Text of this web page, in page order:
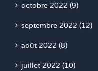
octobre 2022 (9)
septembre 2022 (12)
août 2022 (8)
juillet 2022 (10)